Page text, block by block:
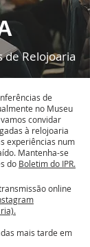
de Relojoaria
de
no Museu
convidar
à relojoaria
experiências num
Mantenha-se
do Boletim do IPR.
online
mais tarde em